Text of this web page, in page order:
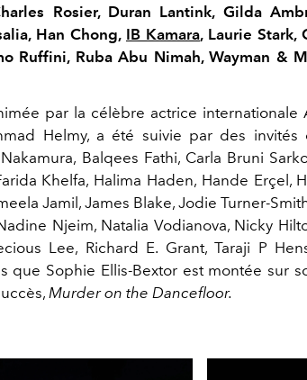
Rosier, Duran Lantink, Gilda
Han Chong, IB Kamara, Laurie Stark,
Ruffini, Ruba Abu Nimah, Wayman &
par la célèbre actrice internationale
Helmy, a été suivie par des
Balqees Fathi, Carla Bruni
Khelfa, Halima Haden, Hande Erçel,
Jamil, James Blake, Jodie Turner-
Njeim, Natalia Vodianova, Nicky
Lee, Richard E. Grant, Taraji P
que Sophie Ellis-Bextor est montée sur
Murder on the Dancefloor.